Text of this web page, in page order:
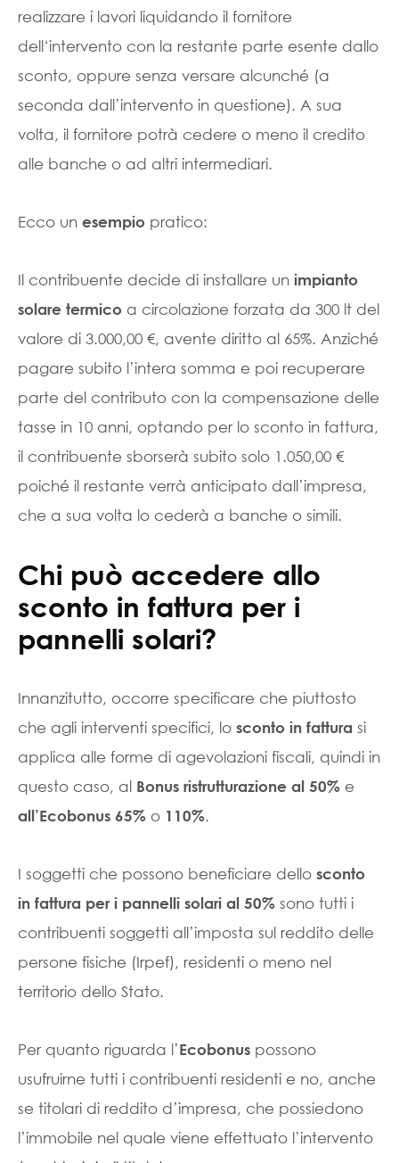
realizzare i lavori liquidando il fornitore
dell‘intervento con la restante parte esente dallo
sconto, oppure senza versare alcunché (a
seconda dall’intervento in questione). A sua
volta, il fornitore potrà cedere o meno il credito
alle banche o ad altri intermediari.
Ecco un esempio pratico:
Il contribuente decide di installare un impianto
solare termico a circolazione forzata da 300 lt del
valore di 3.000,00 €, avente diritto al 65%. Anziché
pagare subito l’intera somma e poi recuperare
parte del contributo con la compensazione delle
tasse in 10 anni, optando per lo sconto in fattura,
il contribuente sborserà subito solo 1.050,00 €
poiché il restante verrà anticipato dall’impresa,
che a sua volta lo cederà a banche o simili.
Chi può accedere allo
sconto in fattura per i
pannelli solari?
Innanzitutto, occorre specificare che piuttosto
che agli interventi specifici, lo sconto in fattura si
applica alle forme di agevolazioni fiscali, quindi in
questo caso, al Bonus ristrutturazione al 50% e
all’Ecobonus 65% o 110%.
I soggetti che possono beneficiare dello sconto
in fattura per i pannelli solari al 50% sono tutti i
contribuenti soggetti all’imposta sul reddito delle
persone fisiche (Irpef), residenti o meno nel
territorio dello Stato.
Per quanto riguarda l’Ecobonus possono
usufruirne tutti i contribuenti residenti e no, anche
se titolari di reddito d’impresa, che possiedono
l’immobile nel quale viene effettuato l’intervento